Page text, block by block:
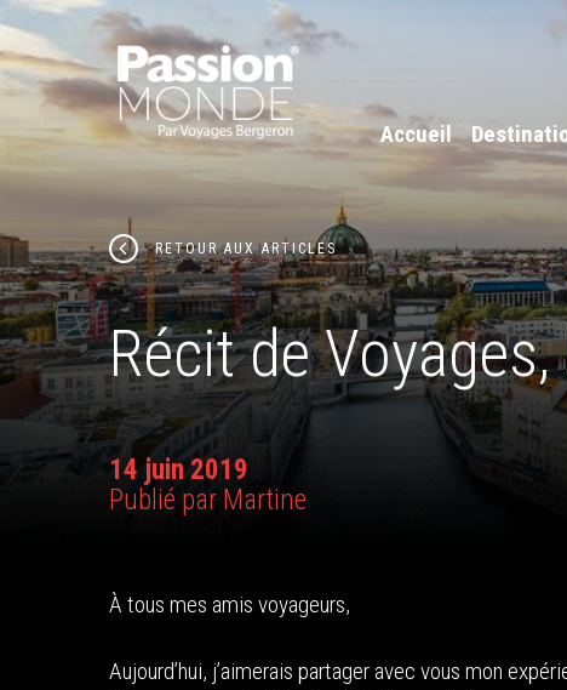
Accueil
RETOUR AUX ARTICLES
Récit de
14 juin 2019
Publié par Martine
À tous mes amis voyageurs,
Aujourd’hui, j’aimerais partager avec vous mon